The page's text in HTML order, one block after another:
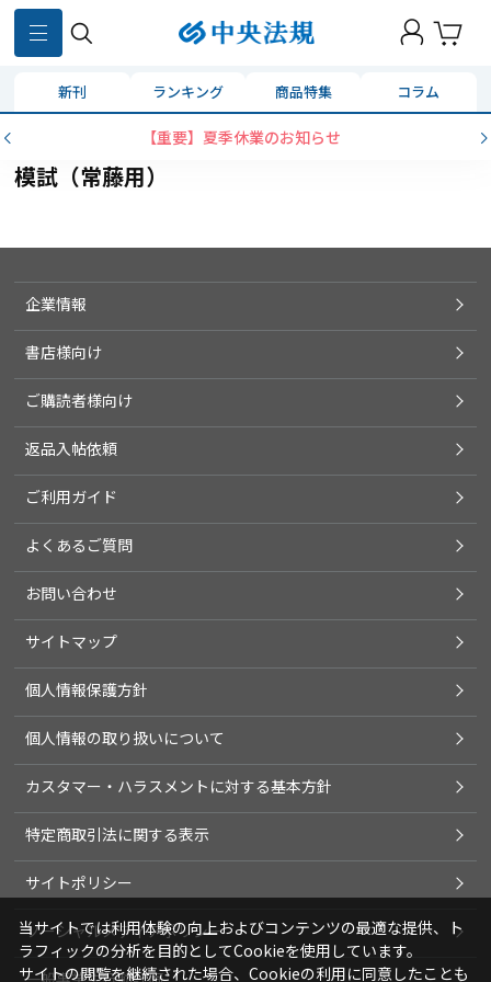
新刊 ランキング 商品特集 コラム
【重要】夏季休業のお知らせ
模試（常藤用）
企業情報
書店様向け
ご購読者様向け
返品入帖依頼
ご利用ガイド
よくあるご質問
お問い合わせ
サイトマップ
個人情報保護方針
個人情報の取り扱いについて
カスタマー・ハラスメントに対する基本方針
特定商取引法に関する表示
サイトポリシー
ソーシャルメディアポリシー
当サイトでは利用体験の向上およびコンテンツの最適な提供、ト
ラフィックの分析を目的としてCookieを使用しています。
サイトの閲覧を継続された場合、Cookieの利用に同意したことも